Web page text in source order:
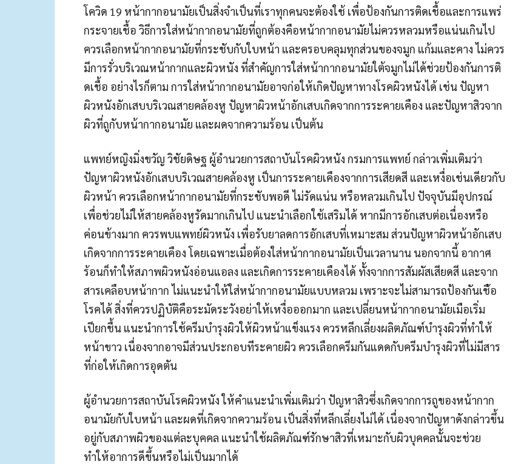
โควิด 19 หน้ากากอนามัยเป็นสิ่งจำเป็นที่เราทุกคนจะต้องใช้ เพื่อป้องกันการติดเชื้อและการแพร่
กระจายเชื้อ วิธีการใส่หน้ากากอนามัยที่ถูกต้องคือหน้ากากอนามัยไม่ควรหลวมหรือแน่นเกินไป
ควรเลือกหน้ากากอนามัยที่กระชับกับใบหน้า และครอบคลุมทุกส่วนของจมูก แก้มและคาง ไม่ควร
มีการรั่วบริเวณหน้ากากและผิวหนัง ที่สำคัญการใส่หน้ากากอนามัยใต้จมูกไม่ได้ช่วยป้องกันการติ
ดเชื้อ อย่างไรก็ตาม การใส่หน้ากากอนามัยอาจก่อให้เกิดปัญหาทางโรคผิวหนังได ้ เช่น ปัญหา
ผิวหนังอักเสบบริเวณสายคล้องหู ปัญหาผิวหน้าอักเสบเกิดจากการระคายเคือง และปัญหาสิวจาก
ผิวที่ถูกับหน้ากากอนามัย และผดจากความร้อน เป็นต้น
แพทย์หญิงมิ่งขวัญ วิชัยดิษฐ ผู้อำนวยการสถาบันโรคผิวหนัง กรมการแพทย์ กล่าวเพิ่มเติมว่า
ปัญหาผิวหนังอักเสบบริเวณสายคล้องหู เป็นการระคายเคืองจากการเสียดสี และเหงื่อเช่นเดียวกับ
ผิวหน้า ควรเลือกหน้ากากอนามัยที่กระชับพอดี ไม่รัดแน่น หรือหลวมเกินไป ปัจจุบันมีอุปกรณ์
เพื่อช่วยไม่ให้สายคล้องหูรัดมากเกินไป แนะนำเลือกใช้เสริมได้ หากมีการอักเสบต่อเนื่องหรือ
ค่อนข้างมาก ควรพบแพทย์ผิวหนัง เพื่อรับยาลดการอักเสบที่เหมาะสม ส่วนปัญหาผิวหน้าอักเสบ
เกิดจากการระคายเคือง โดยเฉพาะเมื่อต้องใส่หน้ากากอนามัยเป็นเวลานาน นอกจากนี้ อากาศ
ร้อนก็ทำให้สภาพผิวหนังอ่อนแอลง และเกิดการระคายเคืองได้ ทั้งจากการสัมผัสเสียดสี และจาก
สารเคลือบหน้ากาก ไม่แนะนำให้ใส่หน้ากากอนามัยแบบหลวม เพราะจะไม่สามารถป้องกันเชื้อ
โรคได้ สิ่งที่ควรปฏิบัติคือระมัดระวังอย่าให้เหงื่อออกมาก และเปลี่ยนหน้ากากอนามัยเมื่อเริ่ม
เปียกชื้น แนะนำการใช้ครีมบำรุงผิวให้ผิวหน้าแข็งแรง ควรหลีกเลี่ยงผลิตภัณฑ์บำรุงผิวที่ทำให้
หน้าขาว เนื่องจากอาจมีส่วนประกอบที่ระคายผิว ควรเลือกครีมกันแดดกับครีมบำรุงผิวที่ไม่มีสาร
ที่ก่อให้เกิดการอุดตัน
ผู้อำนวยการสถาบันโรคผิวหนัง ให้คำแนะนำเพิ่มเติมว่า ปัญหาสิวซึ่งเกิดจากการถูของหน้ากาก
อนามัยกับใบหน้า และผดที่เกิดจากความร้อน เป็นสิ่งที่หลีกเลี่ยงไม่ได ้ เนื่องจากปัญหาดังกล่าวขึ้น
อยู่กับสภาพผิวของแต่ละบุคคล แนะนำใช้ผลิตภัณฑ์รักษาสิวที่เหมาะกับผิวบุคคลนั้นจะช่วย
ทำให้อาการดีขึ้นหรือไม่เป็นมากได้